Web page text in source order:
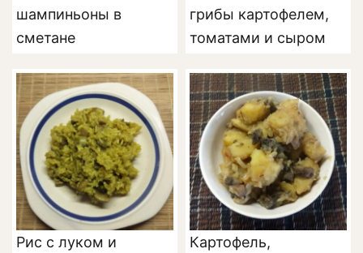
шампиньоны в
сметане
грибы картофелем,
томатами и сыром
Рис с луком и
Картофель,